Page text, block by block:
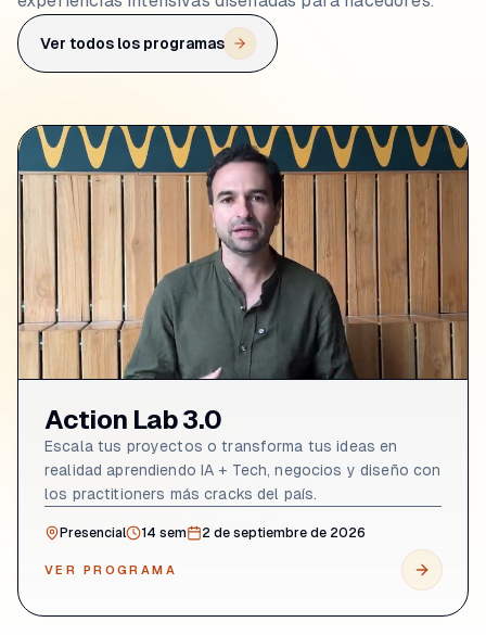
Ver todos los programas
Action Lab 3.0
Escala tus proyectos o transforma tus ideas en
realidad aprendiendo IA + Tech, negocios y diseño con
los practitioners más cracks del país.
Presencial 14 sem 2 de septiembre de 2026
VER PROGRAMA